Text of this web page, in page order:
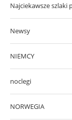
Najciekawsze szlaki
Newsy
NIEMCY
noclegi
NORWEGIA